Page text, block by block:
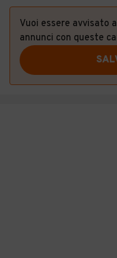
Vuoi essere avvisato
annunci con queste